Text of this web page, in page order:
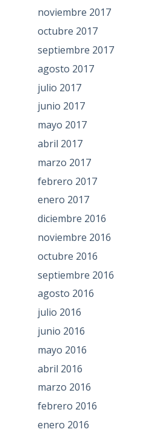
noviembre 2017
octubre 2017
septiembre 2017
agosto 2017
julio 2017
junio 2017
mayo 2017
abril 2017
marzo 2017
febrero 2017
enero 2017
diciembre 2016
noviembre 2016
octubre 2016
septiembre 2016
agosto 2016
julio 2016
junio 2016
mayo 2016
abril 2016
marzo 2016
febrero 2016
enero 2016